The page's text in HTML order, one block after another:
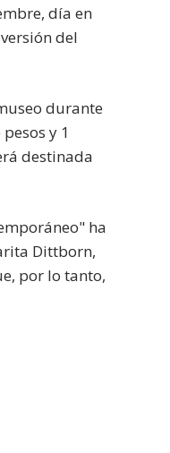
día en
del
durante
y 1
destinada
ha
Dittborn,
por lo tanto,